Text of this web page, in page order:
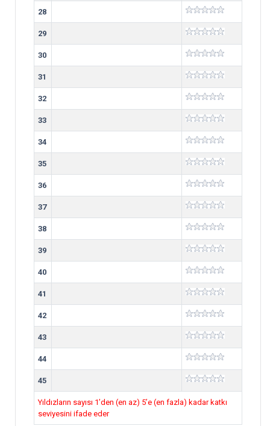
28
29
30
31
32
33
34
35
36
37
38
39
40
41
42
43
44
45
Yıldızların sayısı 1’den (en az) 5’e (en fazla) kadar katkı
seviyesini ifade eder